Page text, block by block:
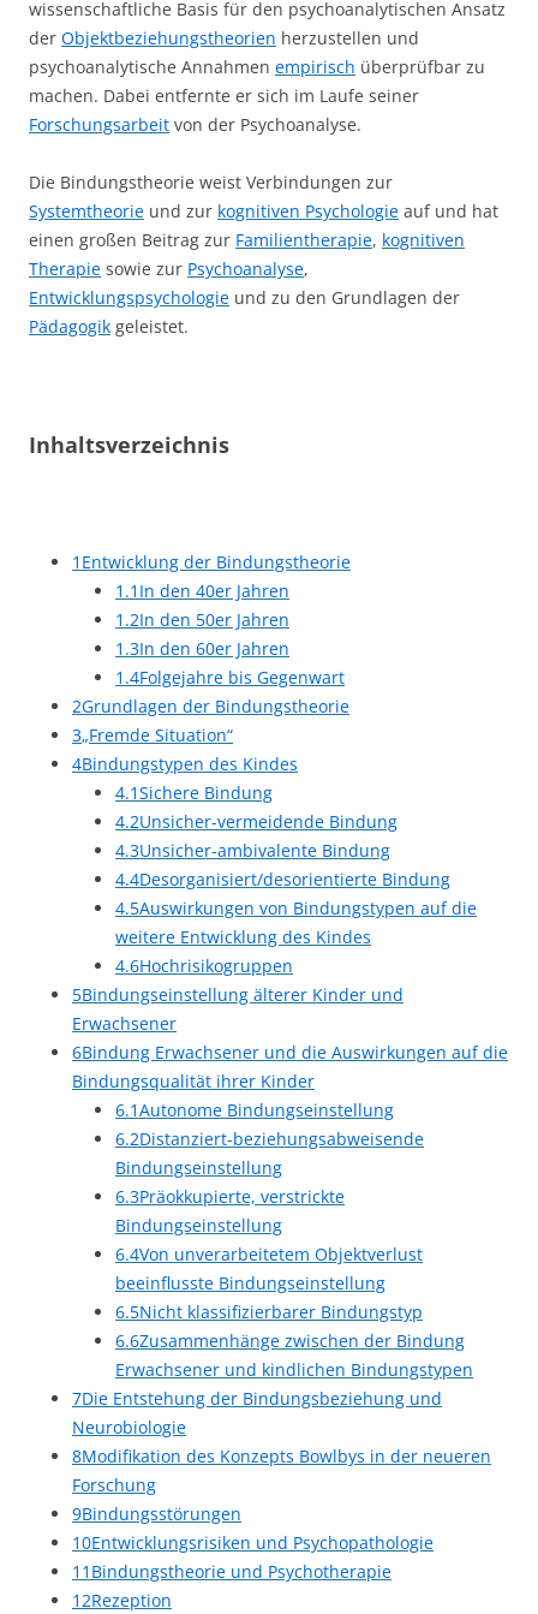
wissenschaftliche Basis für den psychoanalytischen Ansatz
der Objektbeziehungstheorien herzustellen und
psychoanalytische Annahmen empirisch überprüfbar zu
machen. Dabei entfernte er sich im Laufe seiner
Forschungsarbeit von der Psychoanalyse.
Die Bindungstheorie weist Verbindungen zur
Systemtheorie und zur kognitiven Psychologie auf und hat
einen großen Beitrag zur Familientherapie, kognitiven
Therapie sowie zur Psychoanalyse,
Entwicklungspsychologie und zu den Grundlagen der
Pädagogik geleistet.
Inhaltsverzeichnis
1 Entwicklung der Bindungstheorie
1.1 In den 40er Jahren
1.2In den 50er Jahren
1.3In den 60er Jahren
1.4Folgejahre bis Gegenwart
2Grundlagen der Bindungstheorie
3„Fremde Situation“
4Bindungstypen des Kindes
4.1Sichere Bindung
4.2Unsicher-vermeidende Bindung
4.3Unsicher-ambivalente Bindung
4.4Desorganisiert/desorientierte Bindung
4.5Auswirkungen von Bindungstypen auf die
weitere Entwicklung des Kindes
4.6Hochrisikogruppen
5Bindungseinstellung älterer Kinder und
Erwachsener
6Bindung Erwachsener und die Auswirkungen auf die
Bindungsqualität ihrer Kinder
6.1Autonome Bindungseinstellung
6.2Distanziert-beziehungsabweisende
Bindungseinstellung
6.3Präokkupierte, verstrickte
Bindungseinstellung
6.4Von unverarbeitetem Objektverlust
beeinflusste Bindungseinstellung
6.5Nicht klassifizierbarer Bindungstyp
6.6Zusammenhänge zwischen der Bindung
Erwachsener und kindlichen Bindungstypen
7Die Entstehung der Bindungsbeziehung und
Neurobiologie
8Modifikation des Konzepts Bowlbys in der neueren
Forschung
9Bindungsstörungen
10Entwicklungsrisiken und Psychopathologie
11 Bindungstheorie und Psychotherapie
12Rezeption